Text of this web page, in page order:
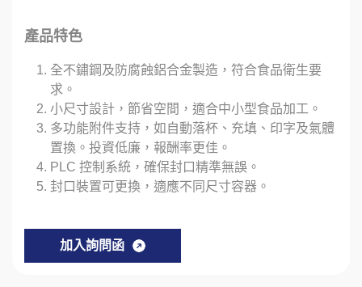
產品特色
全不鏽鋼及防腐蝕鋁合金製造，符合食品衛生要
求。
小尺寸設計，節省空間，適合中小型食品加工。
多功能附件支持，如自動落杯、充填、印字及氣體
置換。投資低廉，報酬率更佳。
PLC 控制系統，確保封口精準無誤。
封口裝置可更換，適應不同尺寸容器。
加入詢問函